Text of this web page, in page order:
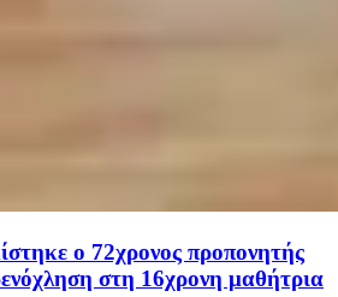
ο 72χρονος προπονητής
στη 16χρονη μαθήτρια